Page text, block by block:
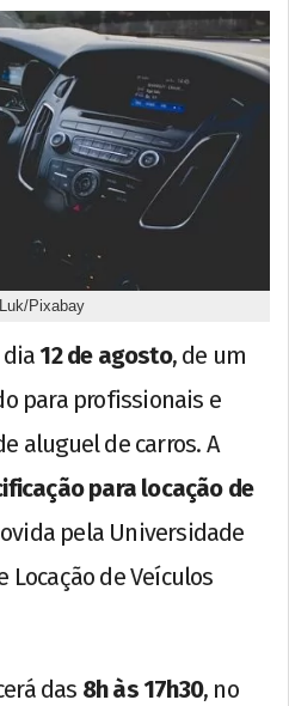
Pixabay
dia 12 de agosto, de um
para profissionais e
aluguel de carros. A
para locação de
pela Universidade
Locação de Veículos
das 8h às 17h30, no